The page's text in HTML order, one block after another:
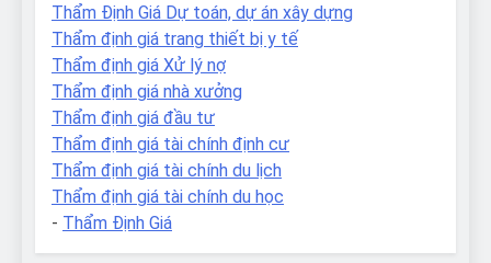
Thẩm Định Giá Dự toán, dự án xây dựng
Thẩm định giá trang thiết bị y tế
Thẩm định giá Xử lý nợ
Thẩm định giá nhà xưởng
Thẩm định giá đầu tư
Thẩm định giá tài chính định cư
Thẩm định giá tài chính du lịch
Thẩm định giá tài chính du học
- Thẩm Định Giá